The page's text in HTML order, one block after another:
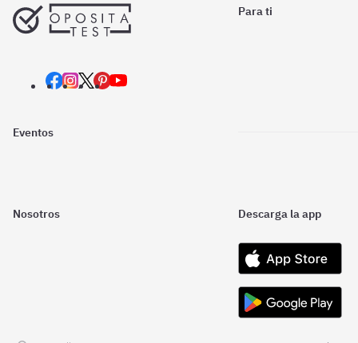
Para ti
Eventos
Nosotros Descarga la app